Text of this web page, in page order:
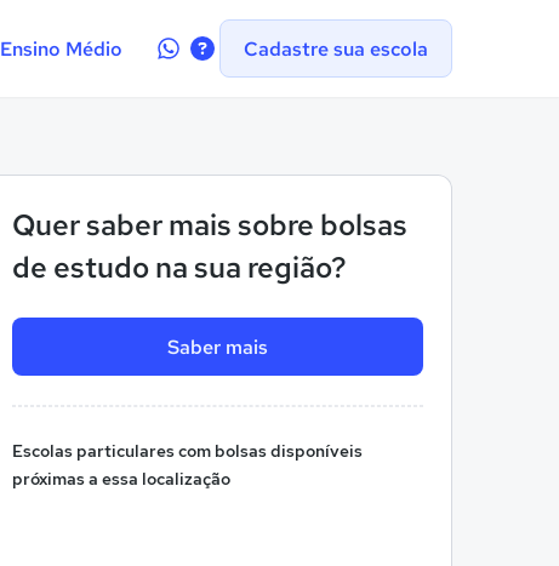
Ensino Médio
Contate-Cadastre sua escola
Quer saber mais sobre bolsas
de estudo na sua região?
Saber mais
Escolas particulares com bolsas disponíveis
próximas a essa localização